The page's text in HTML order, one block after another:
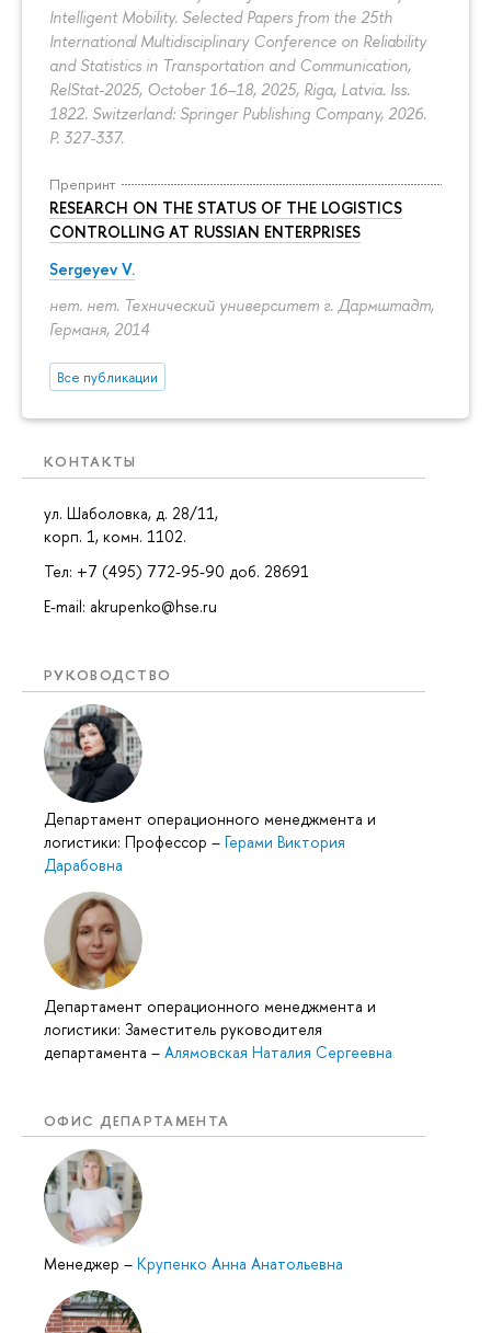
Intelligent Mobility. Selected Papers from the 25th
International Multidisciplinary Conference on Reliability
and Statistics in Transportation and Communication,
RelStat-2025, October 16–18, 2025, Riga, Latvia. Iss.
1822. Switzerland: Springer Publishing Company, 2026.
P. 327-337.
Препринт
RESEARCH ON THE STATUS OF THE LOGISTICS
CONTROLLING AT RUSSIAN ENTERPRISES
Sergeyev V.
нет. нет. Технический университет г. Дармштадт,
Германя, 2014
Все публикации
КОНТАКТЫ
ул. Шаболовка, д. 28/11,
корп. 1, комн. 1102.
Тел: +7 (495) 772-95-90 доб. 28691
E-mail: akrupenko@hse.ru
РУКОВОДСТВО
Департамент операционного менеджмента и
логистики: Профессор – Герами Виктория
Дарабовна
Департамент операционного менеджмента и
логистики: Заместитель руководителя
департамента – Алямовская Наталия Сергеевна
ОФИС ДЕПАРТАМЕНТА
Менеджер – Крупенко Анна Анатольевна